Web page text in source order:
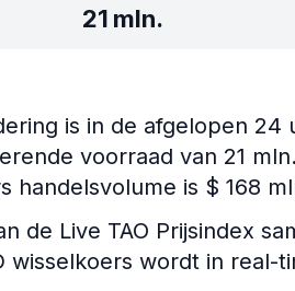
21 mln.
is in de afgelopen 24
voorraad van 21 mln.
handelsvolume is $ 168
de Live TAO Prijsindex
wisselkoers wordt in real-